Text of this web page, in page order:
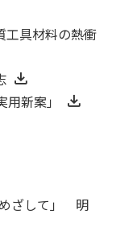
工具材料の熱衝
新案」
めざして」 明